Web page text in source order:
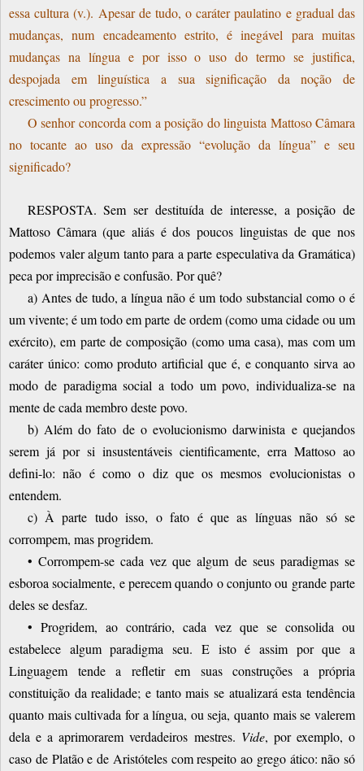
essa cultura (v.). Apesar de tudo, o caráter paulatino e gradual das
mudanças, num encadeamento estrito, é inegável para muitas
mudanças na língua e por isso o uso do termo se justifica,
despojada em linguística a sua significação da noção de
crescimento ou progresso.”
O senhor concorda com a posição do linguista Mattoso Câmara
no tocante ao uso da expressão “evolução da língua” e seu
significado?
RESPOSTA. Sem ser destituída de interesse, a posição de
Mattoso Câmara (que aliás é dos poucos linguistas de que nos
podemos valer algum tanto para a parte especulativa da Gramática)
peca por imprecisão e confusão. Por quê?
a) Antes de tudo, a língua não é um todo substancial como o é
um vivente; é um todo em parte de ordem (como uma cidade ou um
exército), em parte de composição (como uma casa), mas com um
caráter único: como produto artificial que é, e conquanto sirva ao
modo de paradigma social a todo um povo, individualiza-se na
mente de cada membro deste povo.
b) Além do fato de o evolucionismo darwinista e quejandos
serem já por si insustentáveis cientificamente, erra Mattoso ao
defini-lo: não é como o diz que os mesmos evolucionistas o
entendem.
c) À parte tudo isso, o fato é que as línguas não só se
corrompem, mas progridem.
• Corrompem-se cada vez que algum de seus paradigmas se
esboroa socialmente, e perecem quando o conjunto ou grande parte
deles se desfaz.
• Progridem, ao contrário, cada vez que se consolida ou
estabelece algum paradigma seu. E isto é assim por que a
Linguagem tende a refletir em suas construções a própria
constituição da realidade; e tanto mais se atualizará esta tendência
quanto mais cultivada for a língua, ou seja, quanto mais se valerem
dela e a aprimorarem verdadeiros mestres. Vide, por exemplo, o
caso de Platão e de Aristóteles com respeito ao grego ático: não só